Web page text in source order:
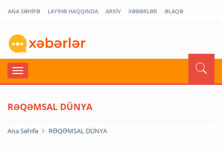
ANA SƏHİFƏ LAYİHƏ HAQQINDA ARXİV XƏBƏRLƏR ƏLAQƏ
RƏQƏMSAL DÜNYA
Ana Səhifə RƏQƏMSAL DÜNYA